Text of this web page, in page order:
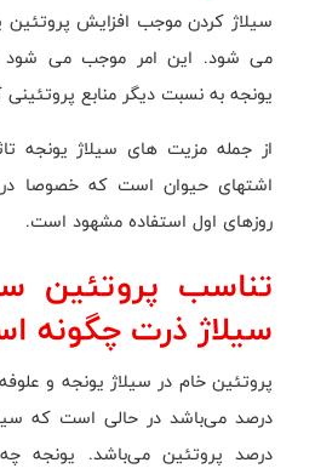
سیلاژ کردن موجب افزایش
می شود. این امر موجب می شود
یونجه به نسبت دیگر منابع
از جمله مزیت های سیلاژ یونجه
اشتهای حیوان است که خصوصا
روزهای اول استفاده مشهود است.
تناسب پروتئین
سیلاژ ذرت چگونه
درصد پروتئین می‌باشد.